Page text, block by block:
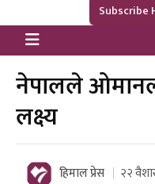
Subscribe
नेपालले
लक्ष्य
हिमाल प्रेस २२